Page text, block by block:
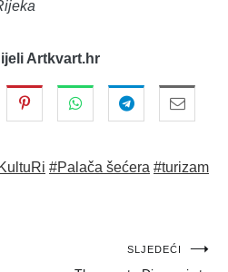
Artkvart.hr
#Palača šećera #turizam
SLJEDEĆI